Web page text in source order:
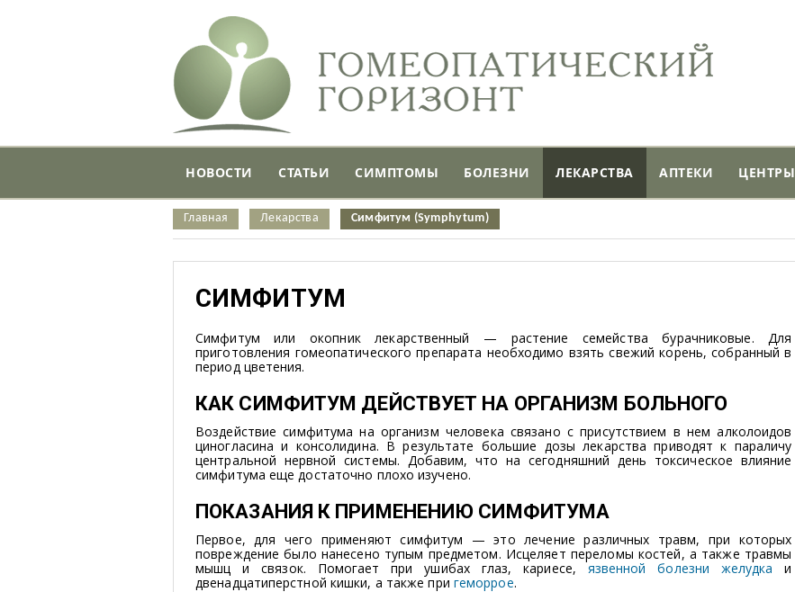
НОВОСТИ СТАТЬИ СИМПТОМЫ БОЛЕЗНИ ЛЕКАРСТВА АПТЕКИ ЦЕНТРЫ
Главная Лекарства Симфитум (Symphytum)
СИМФИТУМ
Симфитум или окопник лекарственный — растение семейства бурачниковые. Для
приготовления гомеопатического препарата необходимо взять свежий корень, собранный в
период цветения.
КАК СИМФИТУМ ДЕЙСТВУЕТ НА ОРГАНИЗМ БОЛЬНОГО
Воздействие симфитума на организм человека связано с присутствием в нем алколоидов
циногласина и консолидина. В результате большие дозы лекарства приводят к параличу
центральной нервной системы. Добавим, что на сегодняшний день токсическое влияние
симфитума еще достаточно плохо изучено.
ПОКАЗАНИЯ К ПРИМЕНЕНИЮ СИМФИТУМА
Первое, для чего применяют симфитум — это лечение различных травм, при которых
повреждение было нанесено тупым предметом. Исцеляет переломы костей, а также травмы
мышц и связок. Помогает при ушибах глаз, кариесе,язвенной болезни желудка и
двенадцатиперстной кишки, а также при геморрое.